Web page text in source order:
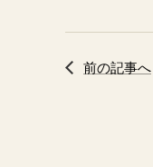
前の記事へ